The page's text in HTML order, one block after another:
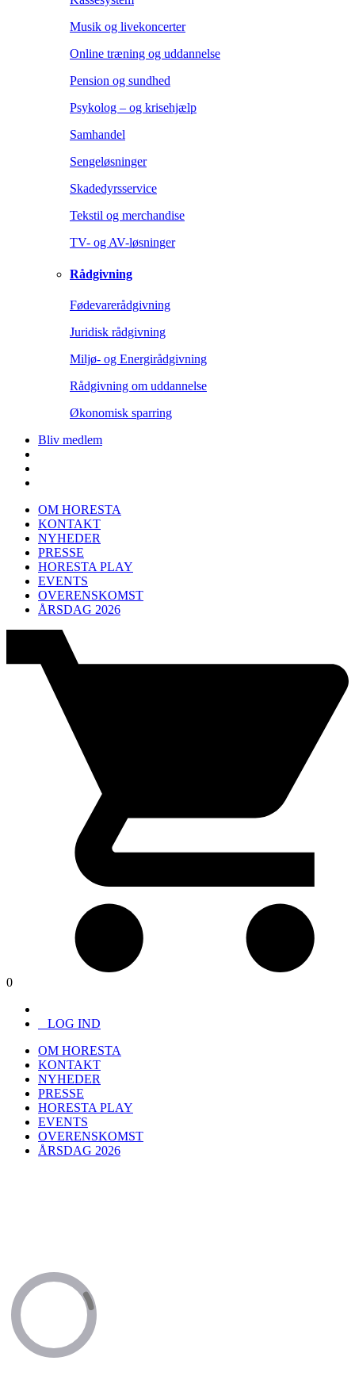
Musik og livekoncerter
Online træning og uddannelse
Pension og sundhed
Psykolog – og krisehjælp
Samhandel
Sengeløsninger
Skadedyrsservice
Tekstil og merchandise
TV- og AV-løsninger
Rådgivning
Fødevarerådgivning
Juridisk rådgivning
Miljø- og Energirådgivning
Rådgivning om uddannelse
Økonomisk sparring
Bliv medlem
OM HORESTA
KONTAKT
NYHEDER
PRESSE
HORESTA PLAY
EVENTS
OVERENSKOMST
ÅRSDAG 2026
0
LOG IND
OM HORESTA
KONTAKT
NYHEDER
PRESSE
HORESTA PLAY
EVENTS
OVERENSKOMST
ÅRSDAG 2026